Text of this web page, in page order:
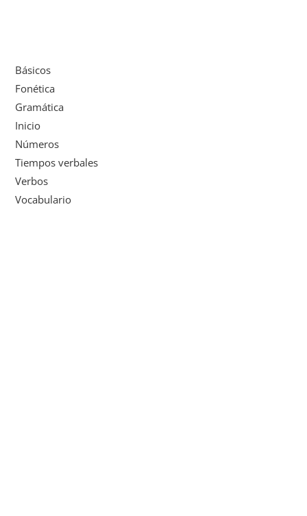
Básicos
Fonética
Gramática
Inicio
Números
Tiempos verbales
Verbos
Vocabulario